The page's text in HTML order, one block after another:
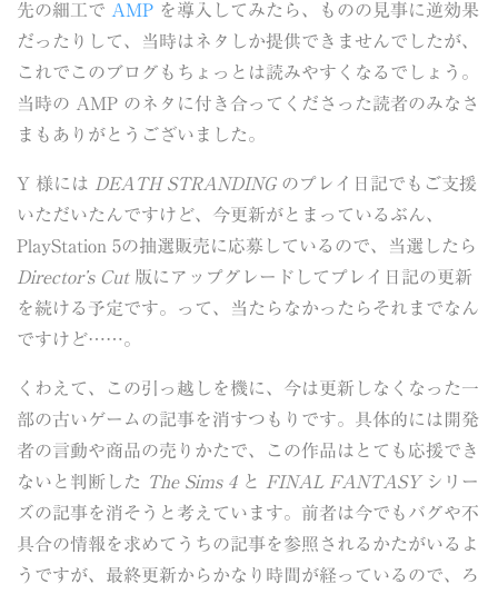
先の細工で AMP を導入してみたら、ものの見事に逆効果
だったりして、当時はネタしか提供できませんでしたが、
これでこのブログもちょっとは読みやすくなるでしょう。
当時の AMP のネタに付き合ってくださった読者のみなさ
まもありがとうございました。
Y 様には DEATH STRANDINGのプレイ日記でもご支援
いただいたんですけど、今更新がとまっているぶん、
PlayStation 5の抽選販売に応募しているので、当選したら
Director’s Cut版にアップグレードしてプレイ日記の更新
を続ける予定です。って、当たらなかったらそれまでなん
ですけど……。
くわえて、この引っ越しを機に、今は更新しなくなった一
部の古いゲームの記事を消すつもりです。具体的には開発
者の言動や商品の売りかたで、この作品はとても応援でき
ないと判断した
The Sims 4と FINAL FANTASYシリー
ズの記事を消そうと考えています。前者は今でもバグや不
具合の情報を求めてうちの記事を参照されるかたがいるよ
うですが、最終更新からかなり時間が経っているので、ろ